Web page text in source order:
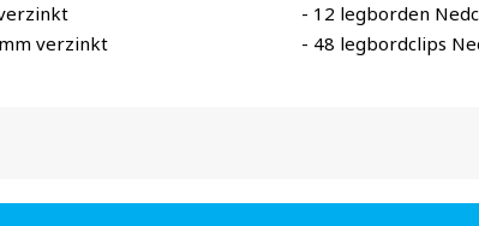
verzinkt
- 12 legborden
- 48 legbordclips